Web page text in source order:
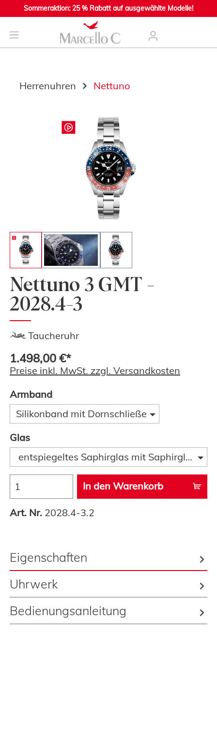
springen
Sommeraktion: 25 % Rabatt auf ausgewählte Modelle!
Herrenuhren Nettuno
Nettuno 3 GMT -
2028.4-3
Taucheruhr
1.498,00 €*
Preise inkl. MwSt. zzgl. Versandkosten
Armband
Silikonband mit Dornschließe
Glas
entspiegeltes Saphirglas mit Saphirglaslupe
In den Warenkorb
Art. Nr. 2028.4-3.2
Eigenschaften
Uhrwerk
Bedienungsanleitung